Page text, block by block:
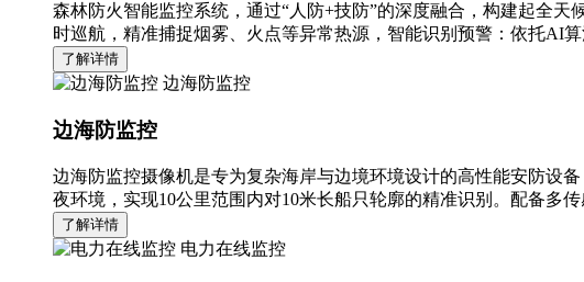
森林防火智能监控系统，通过“人防+技防”的深度融合，构建起全
时巡航，精准捕捉烟雾、火点等异常热源，智能识别预警：依托AI
了解详情
边海防监控
边海防监控
边海防监控摄像机是专为复杂海岸与边境环境设计的高性能安防设
夜环境，实现10公里范围内对10米长船只轮廓的精准识别。配备多
了解详情
电力在线监控